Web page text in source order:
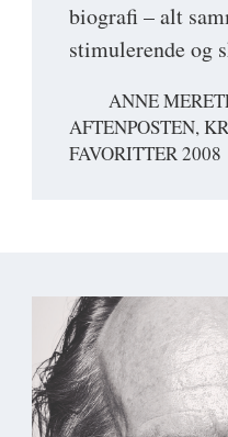
biografi – alt
stimulerende og
ANNE
AFTENPOSTEN,
FAVORITTER 2008